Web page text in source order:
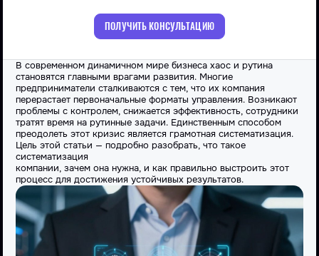
ПОЛУЧИТЬ КОНСУЛЬТАЦИЮ
В современном динамичном мире бизнеса хаос и рутина
становятся главными врагами развития. Многие
предприниматели сталкиваются с тем, что их компания
перерастает первоначальные форматы управления. Возникают
проблемы с контролем, снижается эффективность, сотрудники
тратят время на рутинные задачи. Единственным способом
преодолеть этот кризис является грамотная систематизация.
Цель этой статьи — подробно разобрать, что такое
систематизация
компании, зачем она нужна, и как правильно выстроить этот
процесс для достижения устойчивых результатов.